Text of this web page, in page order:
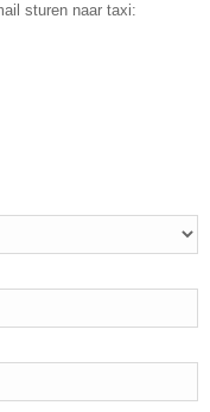
sturen naar taxi: